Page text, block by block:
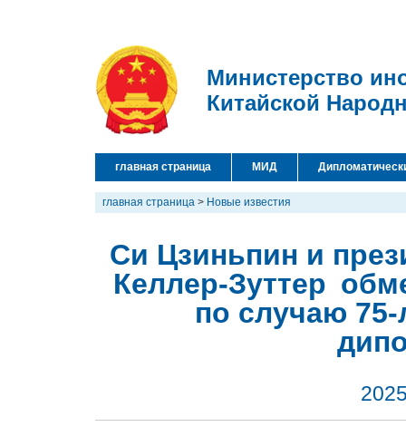
Министерство
Китайской
главная страница МИД
главная страница > Новые известия
Си Цзиньпин и
Келлер-Зуттер
по случаю 75-